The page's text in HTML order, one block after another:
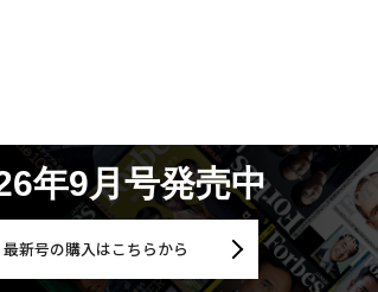
年9月号発売中
最新号の購入はこちらから